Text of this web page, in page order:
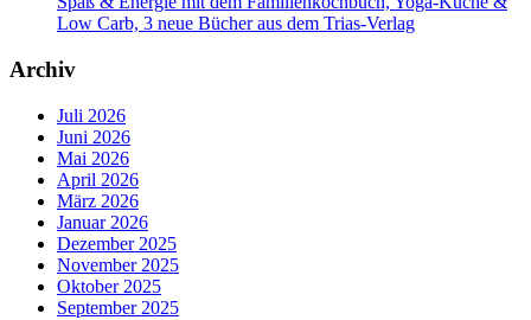
Low Carb, 3 neue Bücher aus dem Trias-Verlag
Archiv
Juli 2026
Juni 2026
Mai 2026
April 2026
März 2026
Januar 2026
Dezember 2025
November 2025
Oktober 2025
September 2025